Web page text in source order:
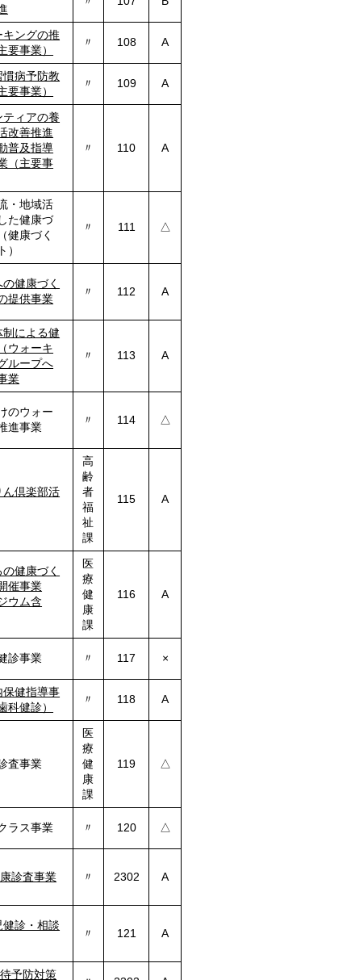
キングの推
要事業）
〃 108 A
慣病予防教
要事業）
〃 109 A
ティアの養
改善推進
普及指導
（主要事
〃 110 A
・地域活
た健康づ
健康づく
）
〃 111 △
健康づく
提供事業
〃 112 A
制による健
ウォーキ
ループへ
業
〃 113 A
のウォー
進事業
〃 114 △
ん倶楽部活
高
齢
者
福
祉
課
115 A
の健康づく
催事業
ウム含
医
療
健
康
課
116 A
診事業 〃 117 ×
保健指導事
科健診）
〃 118 A
査事業
医
療
健
康
課
119 △
ラス事業 〃 120 △
診査事業 〃 2302 A
健診・相談
〃 121 A
予防対策